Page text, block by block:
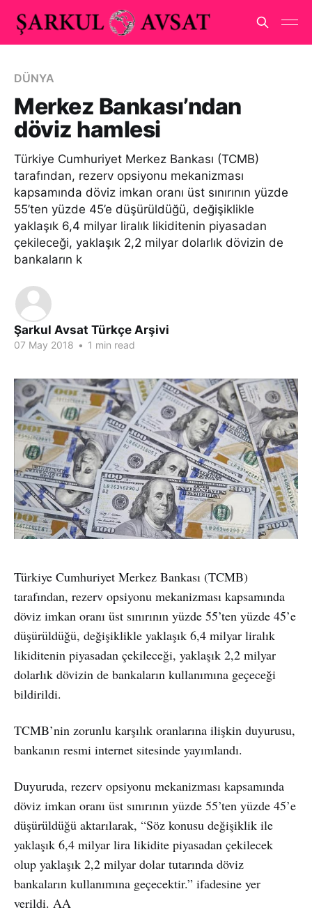
DÜNYA
Merkez Bankası’ndan
döviz hamlesi
Türkiye Cumhuriyet Merkez Bankası (TCMB)
tarafından, rezerv opsiyonu mekanizması
kapsamında döviz imkan oranı üst sınırının yüzde
55’ten yüzde 45’e düşürüldüğü, değişiklikle
yaklaşık 6,4 milyar liralık likiditenin piyasadan
çekileceği, yaklaşık 2,2 milyar dolarlık dövizin de
bankaların k
Şarkul Avsat Türkçe Arşivi
07 May 2018 • 1 min read
Türkiye Cumhuriyet Merkez Bankası (TCMB)
tarafından, rezerv opsiyonu mekanizması kapsamında
döviz imkan oranı üst sınırının yüzde 55’ten yüzde 45’e
düşürüldüğü, değişiklikle yaklaşık 6,4 milyar liralık
likiditenin piyasadan çekileceği, yaklaşık 2,2 milyar
dolarlık dövizin de bankaların kullanımına geçeceği
bildirildi.
TCMB’nin zorunlu karşılık oranlarına ilişkin duyurusu,
bankanın resmi internet sitesinde yayımlandı.
Duyuruda, rezerv opsiyonu mekanizması kapsamında
döviz imkan oranı üst sınırının yüzde 55’ten yüzde 45’e
düşürüldüğü aktarılarak, “Söz konusu değişiklik ile
yaklaşık 6,4 milyar lira likidite piyasadan çekilecek
olup yaklaşık 2,2 milyar dolar tutarında döviz
bankaların kullanımına geçecektir.” ifadesine yer
verildi. AA